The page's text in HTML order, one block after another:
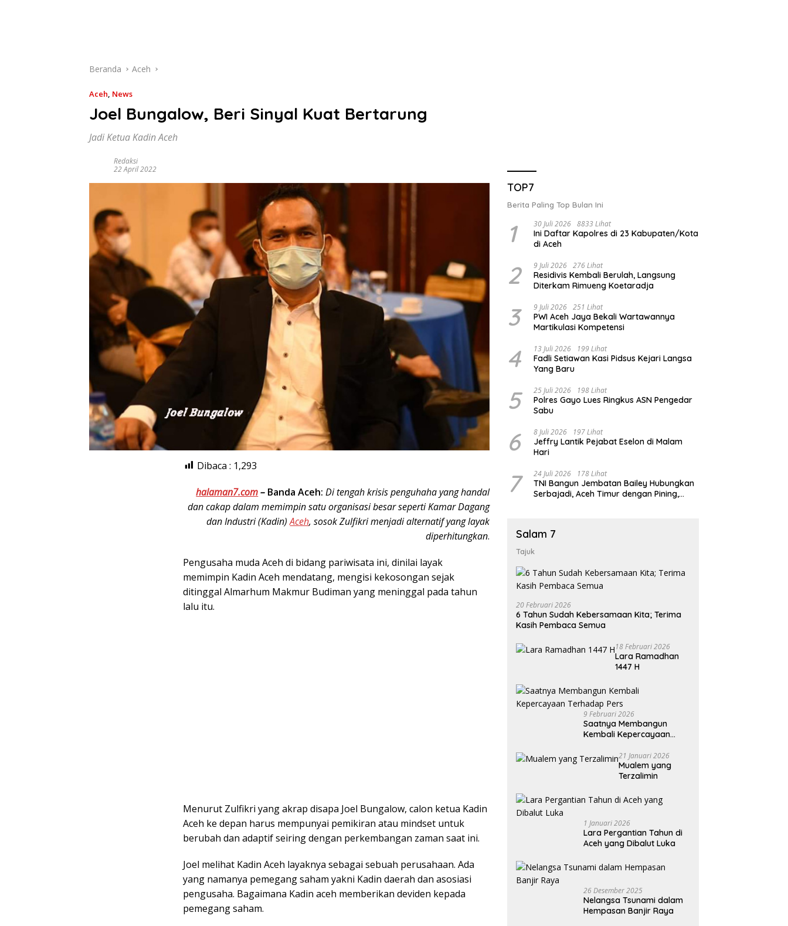
Beranda Aceh
Aceh, News
Joel Bungalow, Beri Sinyal Kuat Bertarung
Jadi Ketua Kadin Aceh
Redaksi
22 April 2022
Dibaca : 1,293
halaman7.com– Banda Aceh: Di tengah krisis penguhaha yang handal
dan cakap dalam memimpin satu organisasi besar seperti Kamar Dagang
dan Industri (Kadin)Aceh, sosok Zulfikri menjadi alternatif yang layak
diperhitungkan.
Pengusaha muda Aceh di bidang pariwisata ini, dinilai layak
memimpin Kadin Aceh mendatang, mengisi kekosongan sejak
ditinggal Almarhum Makmur Budiman yang meninggal pada tahun
lalu itu.
Menurut Zulfikri yang akrap disapa Joel Bungalow, calon ketua Kadin
Aceh ke depan harus mempunyai pemikiran atau mindset untuk
berubah dan adaptif seiring dengan perkembangan zaman saat ini.
Joel melihat Kadin Aceh layaknya sebagai sebuah perusahaan. Ada
yang namanya pemegang saham yakni Kadin daerah dan asosiasi
pengusaha. Bagaimana Kadin aceh memberikan deviden kepada
pemegang saham.
TOP7
Berita Paling Top Bulan Ini
1 30 Juli 2026 8833 Lihat
Ini Daftar Kapolres di 23 Kabupaten/Kota
di Aceh
2 9 Juli 2026 276 Lihat
Residivis Kembali Berulah, Langsung
Diterkam Rimueng Koetaradja
3 9 Juli 2026 251 Lihat
PWI Aceh Jaya Bekali Wartawannya
Martikulasi Kompetensi
4 13 Juli 2026 199 Lihat
Fadli Setiawan Kasi Pidsus Kejari Langsa
Yang Baru
5 25 Juli 2026 198 Lihat
Polres Gayo Lues Ringkus ASN Pengedar
Sabu
6 8 Juli 2026 197 Lihat
Jeffry Lantik Pejabat Eselon di Malam
Hari
7 24 Juli 2026 178 Lihat
TNI Bangun Jembatan Bailey Hubungkan
Serbajadi, Aceh Timur dengan Pining,
Salam 7
Tajuk
20 Februari 2026
6 Tahun Sudah Kebersamaan Kita; Terima
Kasih Pembaca Semua
18 Februari 2026
Lara Ramadhan
1447 H
9 Februari 2026
Saatnya Membangun
Kembali Kepercayaan
21 Januari 2026
Mualem yang
Terzalimin
1 Januari 2026
Lara Pergantian Tahun di
Aceh yang Dibalut Luka
26 Desember 2025
Nelangsa Tsunami dalam
Hempasan Banjir Raya